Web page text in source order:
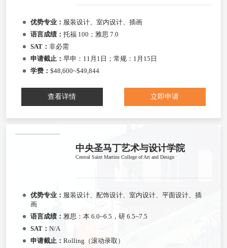
优势专业： 服装设计、室内设计、插画
语言成绩： 托福 100；雅思 7.0
SAT： 非必需
申请截止： 早申：11月1日；常规：1月15日
学费： $48,600~$49,844
查看详情 立即申请
中央圣马丁艺术与设计学院
Central Saint Martins College of Art and Design
优势专业： 服装设计、配饰设计、室内设计、平面设计、插
画
语言成绩： 雅思：本 6.0~6.5，研 6.5~7.5
SAT： N/A
申请截止： Rolling（滚动录取）